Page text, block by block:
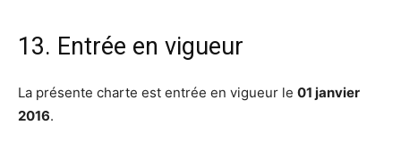
13. Entrée en vigueur
La présente charte est entrée en vigueur le 01 janvier
2016.